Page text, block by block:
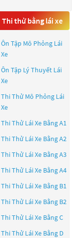
Thi thử bằng lái xe
Ôn Tập Mô Phỏng Lái
Xe
Ôn Tập Lý Thuyết Lái
Xe
Thi Thử Mô Phỏng Lái
Xe
Thi Thử Lái Xe Bằng A1
Thi Thử Lái Xe Bằng A2
Thi Thử Lái Xe Bằng A3
Thi Thử Lái Xe Bằng A4
Thi Thử Lái Xe Bằng B1
Thi Thử Lái Xe Bằng B2
Thi Thử Lái Xe Bằng C
Thi Thử Lái Xe Bằng D